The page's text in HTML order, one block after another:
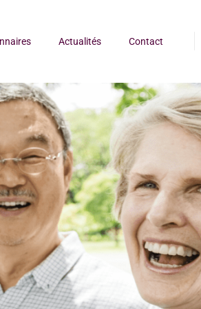
Actualités Contact